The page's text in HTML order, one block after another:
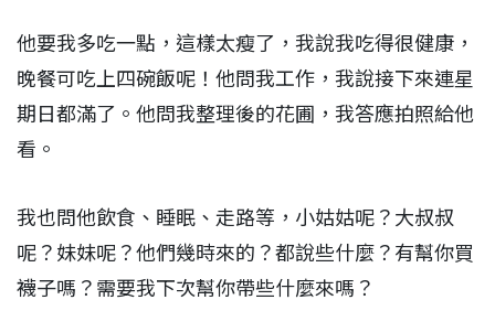
他要我多吃一點，這樣太瘦了，我說我吃得很健康，
晚餐可吃上四碗飯呢！他問我工作，我說接下來連星
期日都滿了。他問我整理後的花圃，我答應拍照給他
看。
我也問他飲食、睡眠、走路等，小姑姑呢？大叔叔
呢？妹妹呢？他們幾時來的？都說些什麼？有幫你買
襪子嗎？需要我下次幫你帶些什麼來嗎？